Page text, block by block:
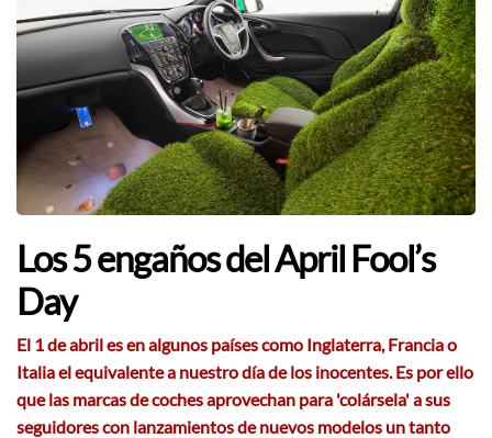
Los 5 engaños del April Fool’s
Day
El 1 de abril es en algunos países como Inglaterra, Francia o
Italia el equivalente a nuestro día de los inocentes. Es por ello
que las marcas de coches aprovechan para 'colársela' a sus
seguidores con lanzamientos de nuevos modelos un tanto